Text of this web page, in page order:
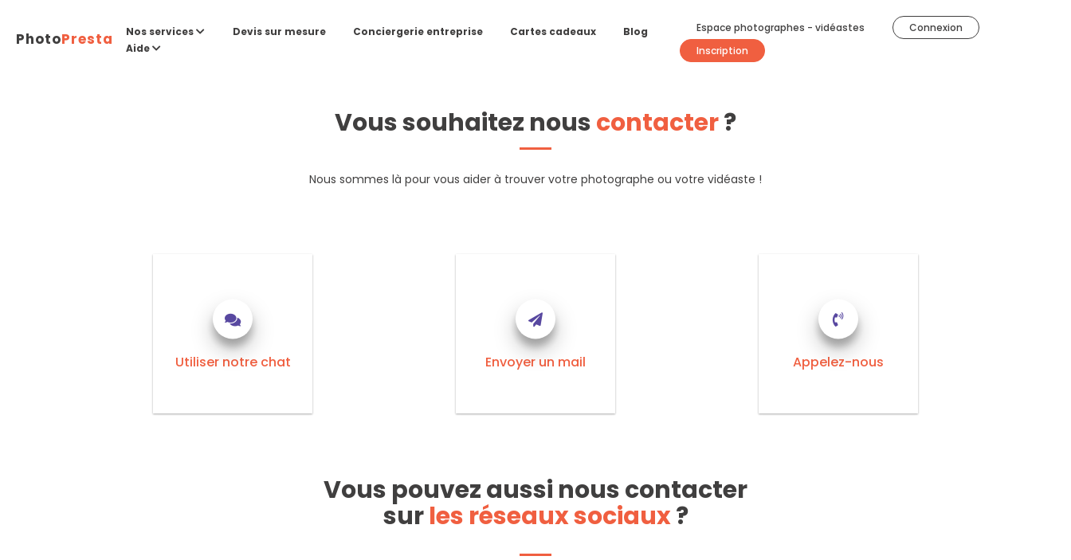
PhotoPresta Nos services Devis sur mesure Conciergerie entreprise Cartes cadeaux
Blog
Aide
Espace photographes - vidéastes
Connexion
Inscription
Vous souhaitez nouscontacter?
Nous sommes là pour vous aider à trouver votre photographe ou votre vidéaste !
Utiliser notre chat Envoyer un mail Appelez-nous
Vous pouvez aussi nous contacter
surles réseaux sociaux?